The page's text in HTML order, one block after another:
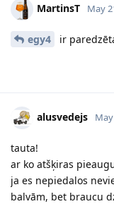
MartinsT May
egy4 ir
alusvedejs
tauta!
ar ko atšķiras
ja es nepiedalos
balvām, bet braucu